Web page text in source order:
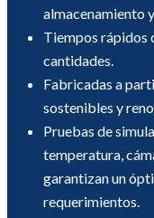
almacenamiento
Tiempos rápidos
cantidades.
Fabricadas a
sostenibles y
Pruebas de
temperatura,
garantizan un
requerimientos.